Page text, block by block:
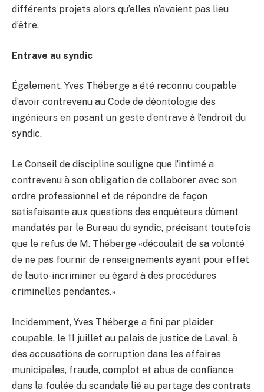
différents projets alors qu’elles n’avaient pas lieu
d’être.
Entrave au syndic
Également, Yves Théberge a été reconnu coupable
d’avoir contrevenu au Code de déontologie des
ingénieurs en posant un geste d’entrave à l’endroit du
syndic.
Le Conseil de discipline souligne que l’intimé a
contrevenu à son obligation de collaborer avec son
ordre professionnel et de répondre de façon
satisfaisante aux questions des enquêteurs dûment
mandatés par le Bureau du syndic, précisant toutefois
que le refus de M. Théberge «découlait de sa volonté
de ne pas fournir de renseignements ayant pour effet
de l’auto-incriminer eu égard à des procédures
criminelles pendantes.»
Incidemment, Yves Théberge a fini par plaider
coupable, le 11 juillet au palais de justice de Laval, à
des accusations de corruption dans les affaires
municipales, fraude, complot et abus de confiance
dans la foulée du scandale lié au partage des contrats